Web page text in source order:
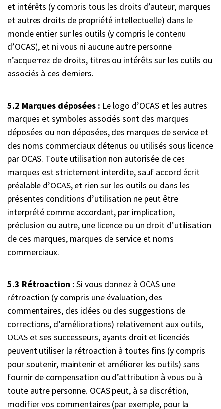
et intérêts (y compris tous les droits d’auteur, marques
et autres droits de propriété intellectuelle) dans le
monde entier sur les outils (y compris le contenu
d’OCAS), et ni vous ni aucune autre personne
n’acquerrez de droits, titres ou intérêts sur les outils ou
associés à ces derniers.
5.2 Marques déposées : Le logo d’OCAS et les autres
marques et symboles associés sont des marques
déposées ou non déposées, des marques de service et
des noms commerciaux détenus ou utilisés sous licence
par OCAS. Toute utilisation non autorisée de ces
marques est strictement interdite, sauf accord écrit
préalable d’OCAS, et rien sur les outils ou dans les
présentes conditions d’utilisation ne peut être
interprété comme accordant, par implication,
préclusion ou autre, une licence ou un droit d’utilisation
de ces marques, marques de service et noms
commerciaux.
5.3 Rétroaction : Si vous donnez à OCAS une
rétroaction (y compris une évaluation, des
commentaires, des idées ou des suggestions de
corrections, d’améliorations) relativement aux outils,
OCAS et ses successeurs, ayants droit et licenciés
peuvent utiliser la rétroaction à toutes fins (y compris
pour soutenir, maintenir et améliorer les outils) sans
fournir de compensation ou d’attribution à vous ou à
toute autre personne. OCAS peut, à sa discrétion,
modifier vos commentaires (par exemple, pour la